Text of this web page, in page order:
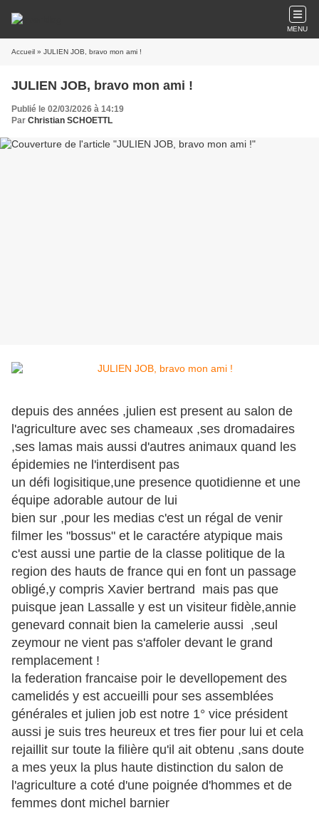
MENU
Accueil » JULIEN JOB, bravo mon ami !
JULIEN JOB, bravo mon ami !
Publié le 02/03/2026 à 14:19
Par Christian SCHOETTL
depuis des années ,julien est present au salon de
l'agriculture avec ses chameaux ,ses dromadaires
,ses lamas mais aussi d'autres animaux quand les
épidemies ne l'interdisent pas
un défi logisitique,une presence quotidienne et une
équipe adorable autour de lui
bien sur ,pour les medias c'est un régal de venir
filmer les "bossus" et le caractére atypique mais
c'est aussi une partie de la classe politique de la
region des hauts de france qui en font un passage
obligé,y compris Xavier bertrand mais pas que
puisque jean Lassalle y est un visiteur fidèle,annie
genevard connait bien la camelerie aussi ,seul
zeymour ne vient pas s'affoler devant le grand
remplacement !
la federation francaise poir le devellopement des
camelidés y est accueilli pour ses assemblées
générales et julien job est notre 1° vice président
aussi je suis tres heureux et tres fier pour lui et cela
rejaillit sur toute la filière qu'il ait obtenu ,sans doute
a mes yeux la plus haute distinction du salon de
l'agriculture a coté d'une poignée d'hommes et de
femmes dont michel barnier